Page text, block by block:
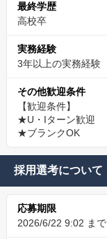
最終学歴
高校卒
実務経験
3年以上の実務経験
その他歓迎条件
【歓迎条件】
★U・Iターン歓迎
★ブランクOK
採用選考について
応募期限
2026/6/22 9:02 まで